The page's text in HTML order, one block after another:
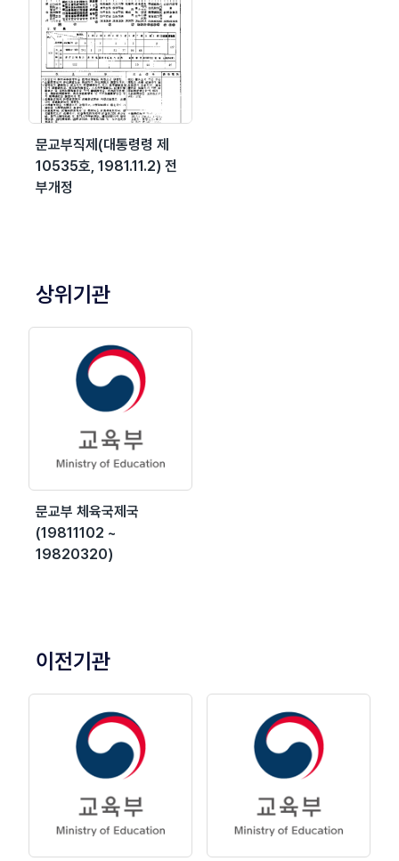
문교부직제(대통령령 제
10535호, 1981.11.2) 전
부개정
상위기관
문교부 체육국제국
(19811102 ~
19820320)
이전기관